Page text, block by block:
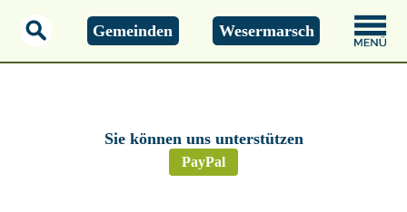
Gemeinden Wesermarsch
Sie können uns unterstützen
PayPal